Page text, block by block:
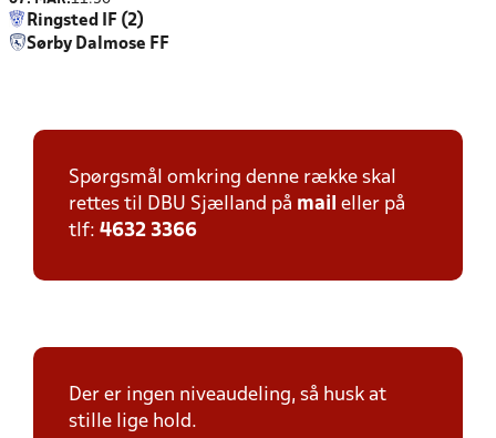
Ringsted IF (2)
Sørby Dalmose FF
Spørgsmål omkring denne række skal
rettes til DBU Sjælland på mail eller på
tlf: 4632 3366
Der er ingen niveaudeling, så husk at
stille lige hold.